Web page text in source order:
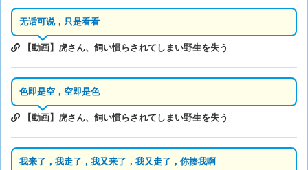
无话可说，只是看看
【動画】虎さん、飼い慣らされてしまい野生を失う
色即是空，空即是色
【動画】虎さん、飼い慣らされてしまい野生を失う
我来了，我走了，我又来了，我又走了，你揍我啊